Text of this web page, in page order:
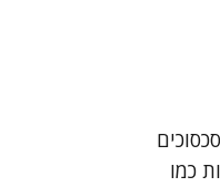
לנתב סכסוכים
כמו